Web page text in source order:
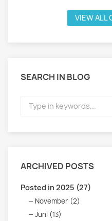
VIEW ALL
SEARCH IN BLOG
ARCHIVED POSTS
Posted in 2025 (27)
November (2)
Juni (13)